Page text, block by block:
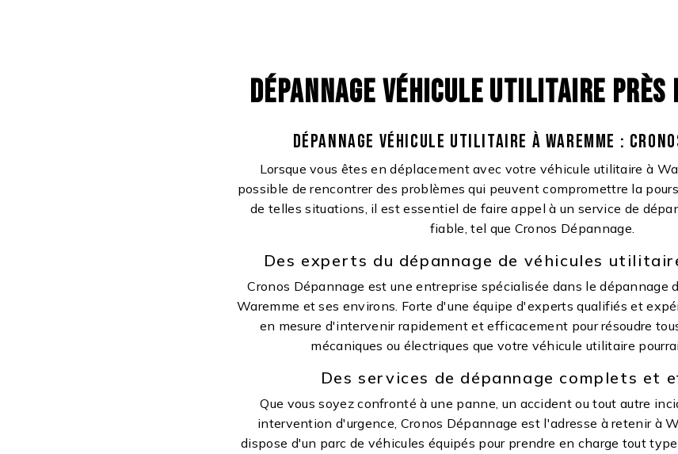
DÉPANNAGE VÉHICULE UTILITAIRE PRÈS
DÉPANNAGE VÉHICULE UTILITAIRE À WAREMME :
Lorsque vous êtes en déplacement avec votre véhicule utilitaire à
possible de rencontrer des problèmes qui peuvent compromettre la
de telles situations, il est essentiel de faire appel à un service de
fiable, tel que Cronos Dépannage.
Des experts du dépannage de véhicules
Cronos Dépannage est une entreprise spécialisée dans le dépannage
Waremme et ses environs. Forte d'une équipe d'experts qualifiés et
en mesure d'intervenir rapidement et efficacement pour résoudre
mécaniques ou électriques que votre véhicule utilitaire
Des services de dépannage complets et
Que vous soyez confronté à une panne, un accident ou tout autre
intervention d'urgence, Cronos Dépannage est l'adresse à retenir à
dispose d'un parc de véhicules équipés pour prendre en charge tout